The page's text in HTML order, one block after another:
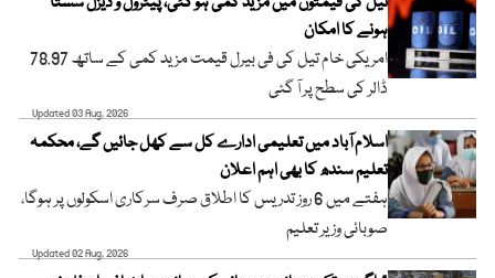
ہونے کا امکان
امریکی خام تیل کی فی بیرل قیمت مزید کمی کے ساتھ 78.97
ڈالر کی سطح پر آ گئی
Updated 03 Aug, 2026
اسلام آباد میں تعلیمی ادارے کل سے کھل جائیں گے، محکمہ
تعلیم سندھ کا بھی اہم اعلان
ہفتے میں 6 روز تدریس کا اطلاق صرف سرکاری اسکولوں پر ہوگا،
صوبائی وزیر تعلیم
Updated 02 Aug, 2026